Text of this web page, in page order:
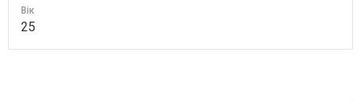
Вік
25